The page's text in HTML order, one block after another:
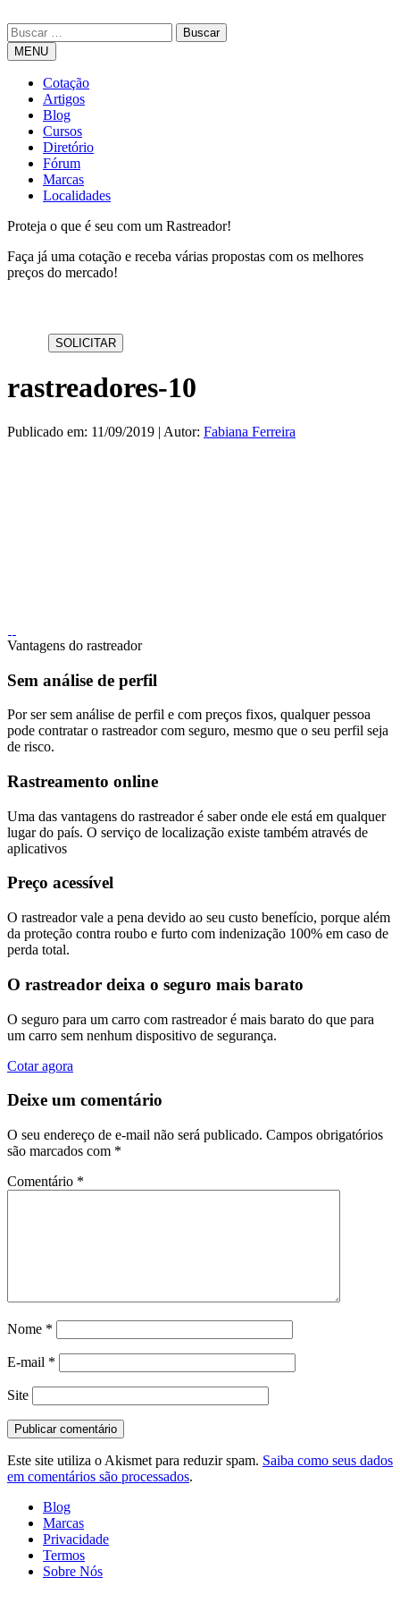
MENU
Cotação
Artigos
Blog
Cursos
Diretório
Fórum
Marcas
Localidades
Proteja o que é seu com um Rastreador!
Faça já uma cotação e receba várias propostas com os melhores
preços do mercado!
rastreadores-10
Publicado em: 11/09/2019 | Autor: Fabiana Ferreira
Vantagens do rastreador
Sem análise de perfil
Por ser sem análise de perfil e com preços fixos, qualquer pessoa
pode contratar o rastreador com seguro, mesmo que o seu perfil seja
de risco.
Rastreamento online
Uma das vantagens do rastreador é saber onde ele está em qualquer
lugar do país. O serviço de localização existe também através de
aplicativos
Preço acessível
O rastreador vale a pena devido ao seu custo benefício, porque além
da proteção contra roubo e furto com indenização 100% em caso de
perda total.
O rastreador deixa o seguro mais barato
O seguro para um carro com rastreador é mais barato do que para
um carro sem nenhum dispositivo de segurança.
Cotar agora
Deixe um comentário
O seu endereço de e-mail não será publicado. Campos obrigatórios
são marcados com *
Comentário *
Nome *
E-mail *
Site
Este site utiliza o Akismet para reduzir spam. Saiba como seus dados
em comentários são processados.
Blog
Marcas
Privacidade
Termos
Sobre Nós